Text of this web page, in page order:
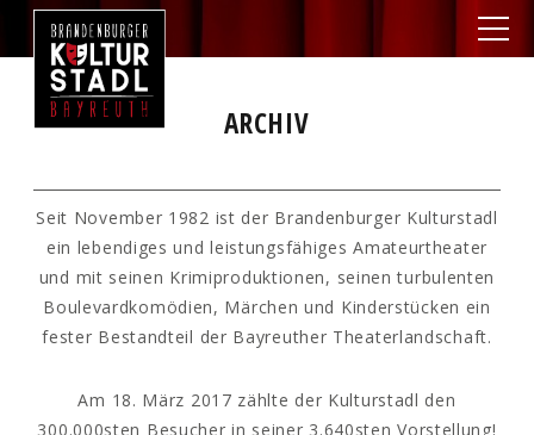
ARCHIV
Seit November 1982 ist der Brandenburger Kulturstadl
ein lebendiges und leistungsfähiges Amateurtheater
und mit seinen Krimiproduktionen, seinen turbulenten
Boulevardkomödien, Märchen und Kinderstücken ein
fester Bestandteil der Bayreuther Theaterlandschaft.
Am 18. März 2017 zählte der Kulturstadl den
300.000sten Besucher in seiner 3.640sten Vorstellung!